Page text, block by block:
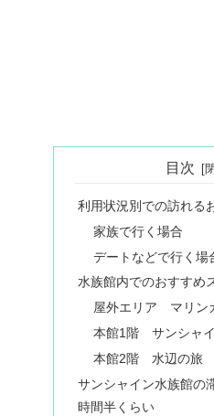
目次
利用状況別での訪れる
家族で行く場合
デートなどで行く場
水族館内でのおすすめ
屋外エリア マリン
本館1階 サンシャ
本館2階 水辺の旅
サンシャイン水族館の
時間半くらい